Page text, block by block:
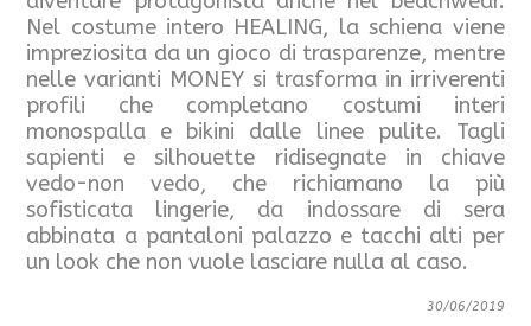
Nel costume intero HEALING, la schiena viene
impreziosita da un gioco di trasparenze, mentre
nelle varianti MONEY si trasforma in irriverenti
profili che completano costumi interi
monospalla e bikini dalle linee pulite. Tagli
sapienti e silhouette ridisegnate in chiave
vedo-non vedo, che richiamano la più
sofisticata lingerie, da indossare di sera
abbinata a pantaloni palazzo e tacchi alti per
un look che non vuole lasciare nulla al caso.
30/06/2019